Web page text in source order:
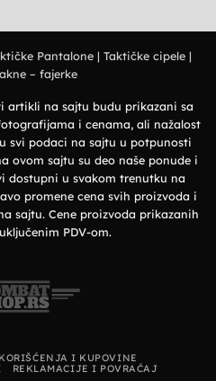
Pantalone| Taktičke cipele|
– fajerke
artikli na sajtu budu prikazani sa
i cenama, ali nažalost
svi podaci na sajtu u potpunosti
ovom sajtu su deo naše ponude i
dostupni u svakom trenutku na
promene cena svih proizvoda i
sajtu. Cene proizvoda prikazanih
PDV-om.
I KUPOVINE
REKLAMACIJE I POVRAĆAJ